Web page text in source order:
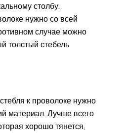
столбу.
нужно со всей
случае можно
толстый стебель
к проволоке нужно
материал. Лучше всего
хорошо тянется,